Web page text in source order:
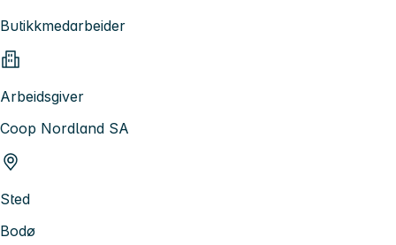
Butikkmedarbeider
Arbeidsgiver
Coop Nordland SA
Sted
Bodø